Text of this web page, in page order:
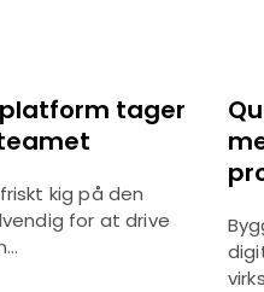
tager
kig på den
for at drive